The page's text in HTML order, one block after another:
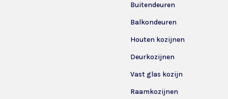
Buitendeuren
Balkondeuren
Houten kozijnen
Deurkozijnen
Vast glas kozijn
Raamkozijnen